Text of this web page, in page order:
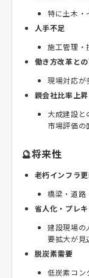
特に土木・
人手不足
施工管理・
働き方改革と
現場対応が
親会社比率上
大成建設と
市場評価の
🔮将来性
老朽インフラ
橋梁・道路
省人化・プレ
建設現場の
要拡大が見
脱炭素需要
低炭素コン